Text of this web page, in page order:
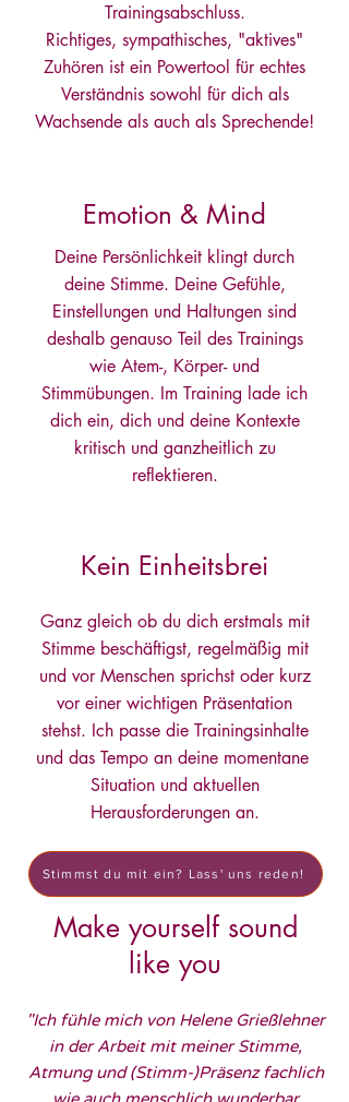
Trainingsabschluss.
Richtiges, sympathisches, "aktives"
Zuhören ist ein Powertool für echtes
Verständnis sowohl für dich als
Wachsende als auch als Sprechende!
Emotion & Mind
Deine Persönlichkeit klingt durch
deine Stimme. Deine Gefühle,
Einstellungen und Haltungen sind
deshalb genauso Teil des Trainings
wie Atem-, Körper- und
Stimmübungen. Im Training lade ich
dich ein, dich und deine Kontexte
kritisch und ganzheitlich zu
reflektieren.
Kein Einheitsbrei
Ganz gleich ob du dich erstmals mit
Stimme beschäftigst, regelmäßig mit
und vor Menschen sprichst oder kurz
vor einer wichtigen Präsentation
stehst. Ich passe die Trainingsinhalte
und das Tempo an deine momentane
Situation und aktuellen
Herausforderungen an.
Stimmst du mit ein? Lass' uns reden!
Make yourself sound
like you
"Ich fühle mich von Helene Grießlehner
in der Arbeit mit meiner Stimme,
Atmung und (Stimm-)Präsenz fachlich